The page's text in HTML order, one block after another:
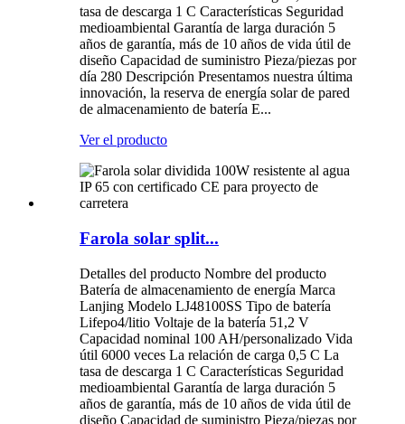
tasa de descarga 1 C Características Seguridad
medioambiental Garantía de larga duración 5
años de garantía, más de 10 años de vida útil de
diseño Capacidad de suministro Pieza/piezas por
día 280 Descripción Presentamos nuestra última
innovación, la reserva de energía solar de pared
de almacenamiento de batería E...
Ver el producto
Farola solar split...
Detalles del producto Nombre del producto
Batería de almacenamiento de energía Marca
Lanjing Modelo LJ48100SS Tipo de batería
Lifepo4/litio Voltaje de la batería 51,2 V
Capacidad nominal 100 AH/personalizado Vida
útil 6000 veces La relación de carga 0,5 C La
tasa de descarga 1 C Características Seguridad
medioambiental Garantía de larga duración 5
años de garantía, más de 10 años de vida útil de
diseño Capacidad de suministro Pieza/piezas por